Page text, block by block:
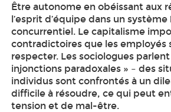
Être autonome en obéissant aux
l’esprit d’équipe dans un
concurrentiel. Le capitalisme
contradictoires que les employés
respecter. Les sociologues parlent
injonctions paradoxales » – des
individus sont confrontés à un
difficile à résoudre, ce qui peut
tension et de mal-être.